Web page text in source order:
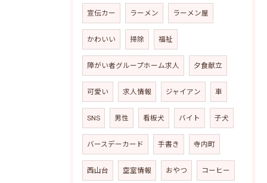
宣伝カー ラーメン ラーメン屋
かわいい 掃除 福祉
障がい者グループホーム求人 夕食献立
可愛い 求人情報 ジャイアン 車
SNS 男性 看板犬 バイト 子犬
バースデーカード 手書き 寺内町
西山台 空室情報 おやつ コーヒー